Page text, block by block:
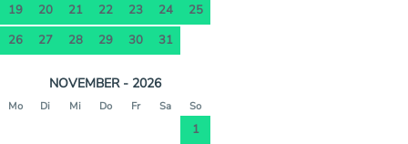
19
20 21 22 23 24
25
26
27 28 29 30 31
NOVEMBER - 2026
Mo Di Mi Do Fr Sa So
1